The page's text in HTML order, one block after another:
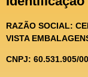
RAZÃO SOCIAL:
VISTA
CNPJ: 60.531.905/